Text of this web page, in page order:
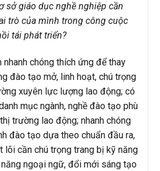
sở giáo dục nghề nghiệp cần
trò của mình trong công cuộc
tái phát triển?
nhanh chóng thích ứng để thay
đào tạo mở, linh hoạt, chú trọng
xuyên lực lượng lao động; có
mục ngành, nghề đào tạo phù
trường lao động; nhanh chóng
đào tạo dựa theo chuẩn đầu ra,
lõi cần chú trọng trang bị kỹ năng
ngoại ngữ, đổi mới sáng tạo